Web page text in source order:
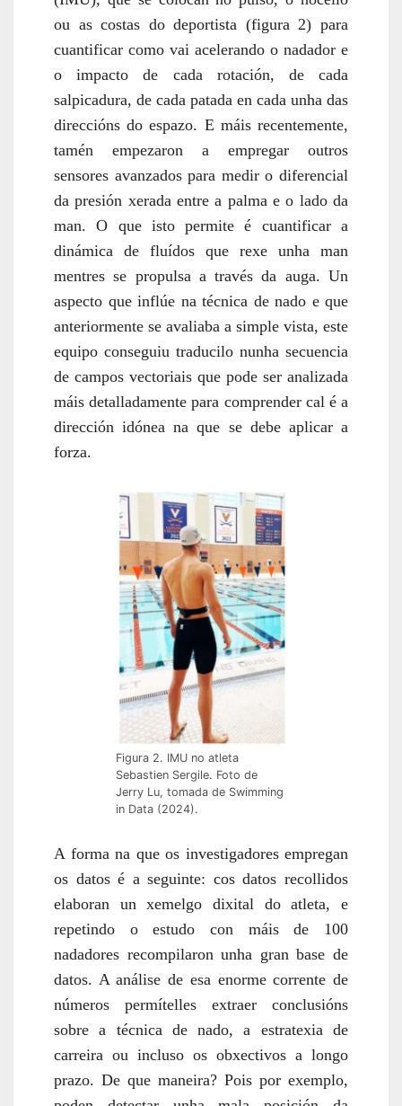
ou as costas do deportista (figura 2) para
cuantificar como vai acelerando o nadador e
o impacto
de cada rotación, de cada
salpicadura, de cada patada en cada unha das
direccións do espazo. E máis recentemente,
tamén empezaron a empregar outros
sensores avanzados para medir o diferencial
da presión xerada entre a palma e o lado da
man. O que isto permite é cuantificar a
dinámica de fluídos que rexe unha man
mentres se propulsa a través da auga. Un
aspecto que inflúe na técnica de nado e que
anteriormente se avaliaba a simple vista, este
equipo conseguiu traducilo nunha secuencia
de campos vectoriais que pode ser analizada
máis detalladamente para comprender cal é a
dirección idónea na que se debe aplicar a
forza.
Figura 2. IMU no atleta
Sebastien Sergile. Foto de
Jerry Lu, tomada de Swimming
in Data (2024).
A forma na que os investigadores empregan
os datos é a seguinte: cos datos recollidos
elaboran un xemelgo dixital do atleta, e
repetindo o estudo con máis de 100
nadadores recompilaron unha gran base de
datos. A análise de esa enorme corrente de
números permítelles extraer conclusións
sobre a técnica de nado, a estratexia de
carreira ou incluso os obxectivos a longo
prazo. De que maneira? Pois por exemplo,